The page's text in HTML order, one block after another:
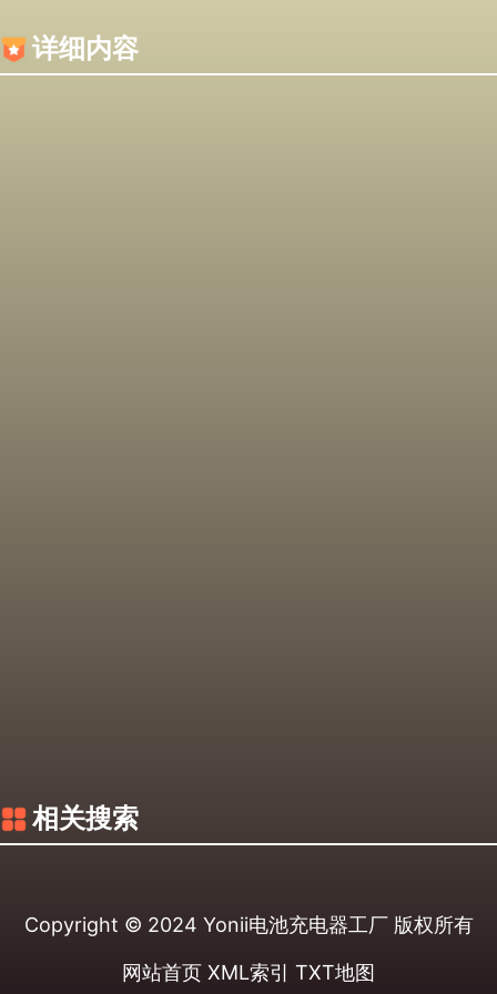
详细内容
相关搜索
Copyright © 2024 Yonii电池充电器工厂版权所有
网站首页 XML索引 TXT地图